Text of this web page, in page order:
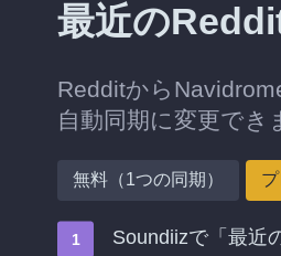
最近の
Redditから
自動同期に変更でき
無料（1つの同期）
Soundiizで「最近